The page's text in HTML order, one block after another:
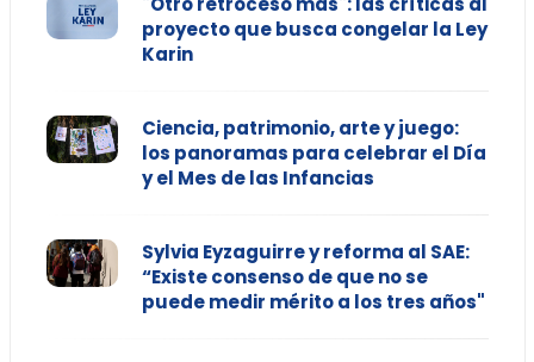
proyecto que busca congelar la Ley
Karin
Ciencia, patrimonio, arte y juego:
los panoramas para celebrar el Día
y el Mes de las Infancias
Sylvia Eyzaguirre y reforma al SAE:
“Existe consenso de que no se
puede medir mérito a los tres años"